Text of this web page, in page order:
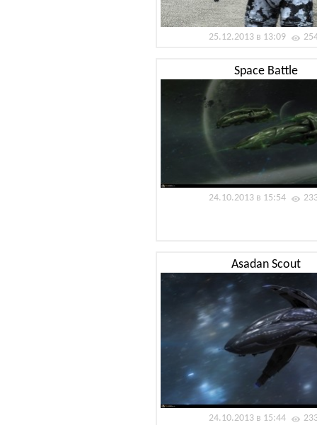
25.12.2013 в 13:09
Space Battle
24.10.2013 в 15:54
Asadan Scout
24.10.2013 в 15:44